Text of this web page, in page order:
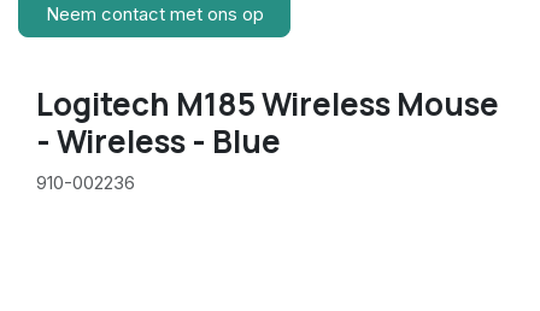
Neem contact met ons op
Logitech M185 Wireless Mouse
- Wireless - Blue
910-002236